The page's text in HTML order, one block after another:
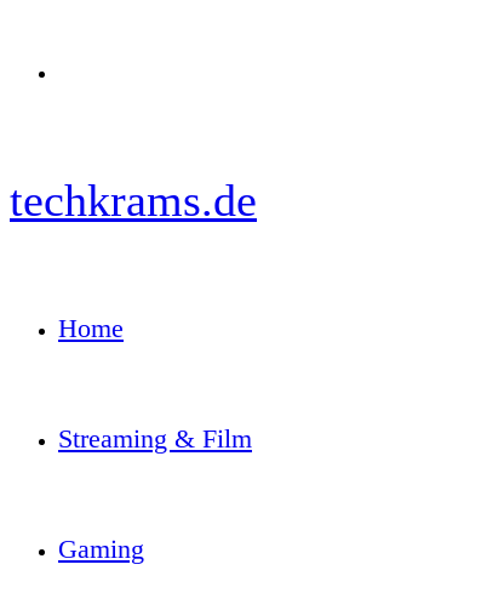
techkrams.de
Home
Streaming & Film
Gaming